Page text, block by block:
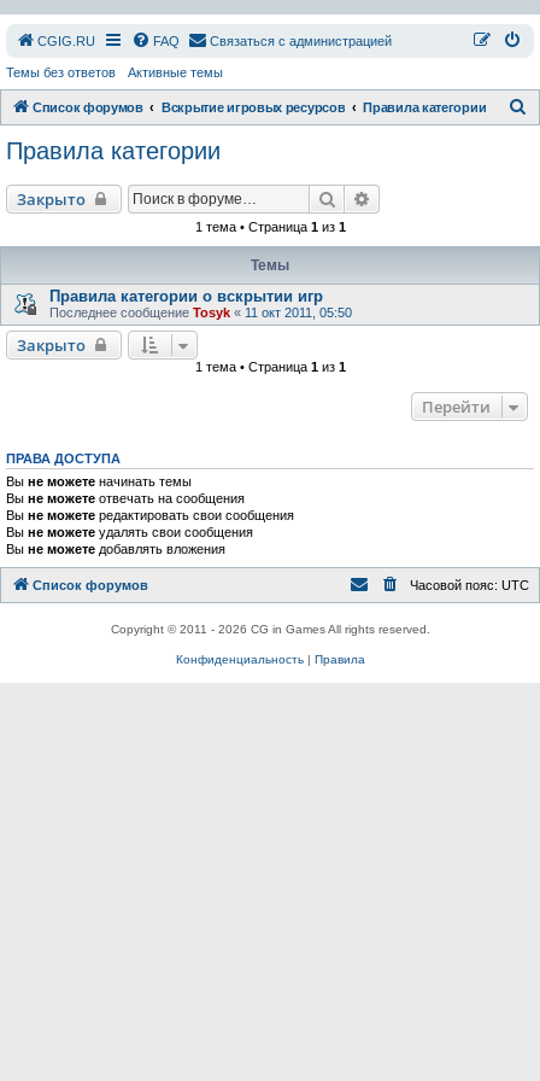
СGIG.RU FAQ Связаться с администрацией
Темы без ответов Активные темы
Список форумов Вскрытие игровых ресурсов Правила категории
Правила категории
Закрыто Поиск
1 тема • Страница 1из 1
Темы
Правила категории о вскрытии игр
Последнее сообщение Tosyk « 11 окт 2011, 05:50
Закрыто
1 тема • Страница 1из 1
Перейти
ПРАВА ДОСТУПА
Вы не можете начинать темы
Вы не можете отвечать на сообщения
Вы не можете редактировать свои сообщения
Вы не можете удалять свои сообщения
Вы не можете добавлять вложения
Список форумов Часовой пояс: UTC
Copyright © 2011 - 2026 CG in Games All rights reserved.
Конфиденциальность| Правила